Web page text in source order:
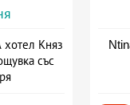
Княз
със